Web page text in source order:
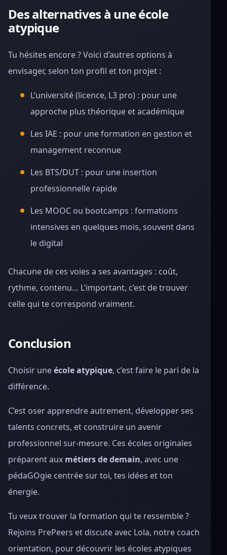
Des alternatives à une école
atypique
Tu hésites encore ? Voici d’autres options à
envisager, selon ton profil et ton projet :
L’université (licence, L3 pro) : pour une
approche plus théorique et académique
Les IAE : pour une formation en gestion et
management reconnue
Les BTS/DUT : pour une insertion
professionnelle rapide
Les MOOC ou bootcamps : formations
intensives en quelques mois, souvent dans
le digital
Chacune de ces voies a ses avantages : coût,
rythme, contenu… L’important, c’est de trouver
celle qui te correspond vraiment.
Conclusion
Choisir uneécole atypique, c’est faire le pari de la
différence.
C’est oser apprendre autrement, développer ses
talents concrets, et construire un avenir
professionnel sur-mesure. Ces écoles originales
préparent aux métiers de demain, avec une
pédaGOgie centrée sur toi, tes idées et ton
énergie.
Tu veux trouver la formation qui te ressemble ?
Rejoins PrePeers et discute avec Lola, notre coach
orientation, pour découvrir les écoles atypiques